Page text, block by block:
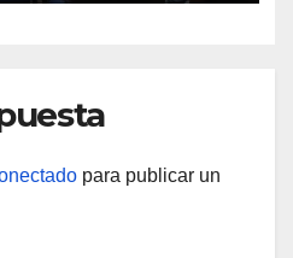
para publicar un